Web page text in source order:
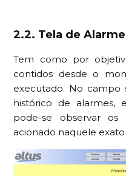
2.2. Tela de
Tem como por
contidos desde o
executado. No campo
histórico de alarmes,
pode-se observar os
acionado naquele